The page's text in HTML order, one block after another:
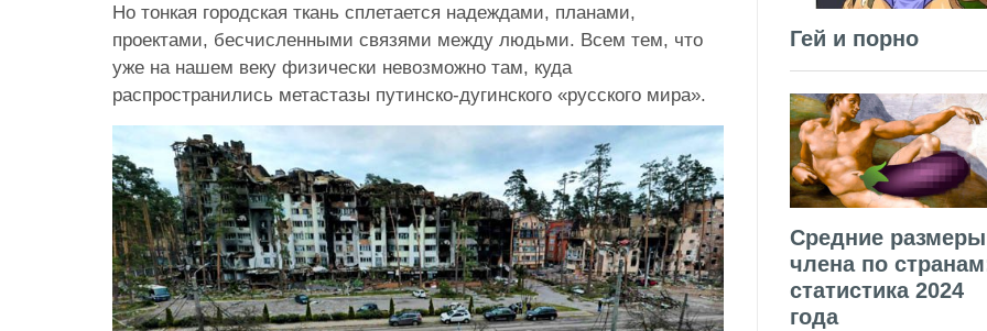
Но тонкая городская ткань сплетается надеждами, планами,
проектами, бесчисленными связями между людьми. Всем тем, что
уже на нашем веку физически невозможно там, куда
распространились метастазы путинско-дугинского «русского мира».
Гей и порно
Средние размеры
члена по
статистика 2024
года